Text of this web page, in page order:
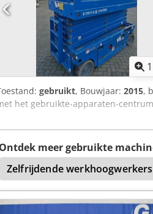
1
gebruikt, Bouwjaar: 2015,
het gebruikte-apparaten-
Ontdek meer gebruikte
Zelfrijdende werkhoogwerkers